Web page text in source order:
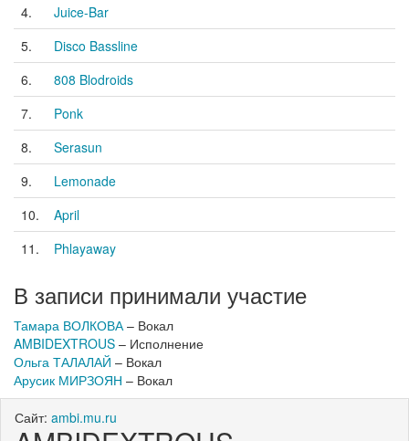
4.
Juice-Bar
5.
Disco Bassline
6.
808 Blodroids
7.
Ponk
8.
Serasun
9.
Lemonade
10.
April
11.
Phlayaway
В записи принимали участие
Тамара ВОЛКОВА– Вокал
AMBIDEXTROUS – Исполнение
Ольга ТАЛАЛАЙ – Вокал
Арусик МИРЗОЯН – Вокал
Сайт: ambi.mu.ru